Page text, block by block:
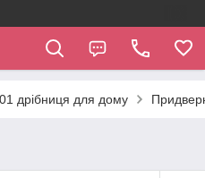
дрібниця для дому